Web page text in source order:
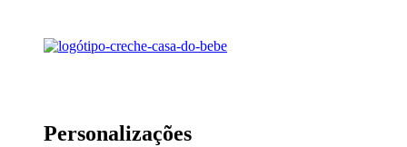
Personalizações